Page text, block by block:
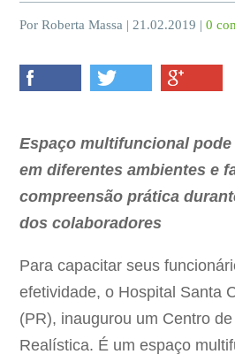
Por Roberta Massa | 21.02.2019 |0
Espaço multifuncional
em diferentes ambientes e
compreensão prática
dos colaboradores
Para capacitar seus
efetividade, o Hospital Santa
(PR), inaugurou um Centro
Realística. É um espaço